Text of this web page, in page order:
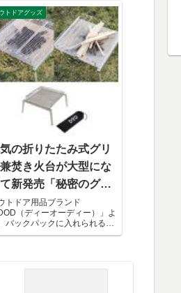
トドアグッズ
の折りたたみ式グリ
焚き火台が大型にな
新発売「秘密のグリ
ん」
トドア用品ブランド
DOD（ディーオーディー）」よ
バックパックに入れられる折
たみ式BBQグリル兼焚き火台